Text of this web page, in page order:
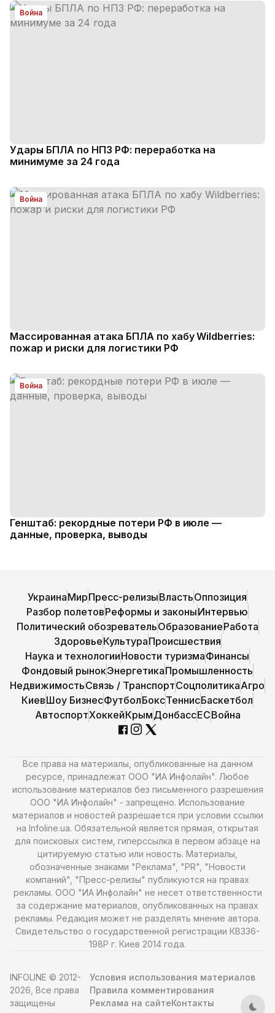
Война
Удары БПЛА по НПЗ РФ: переработка на
минимуме за 24 года
Война
Массированная атака БПЛА по хабу Wildberries:
пожар и риски для логистики РФ
Война
Генштаб: рекордные потери РФ в июле —
данные, проверка, выводы
УкраинаМирПресс-релизыВластьОппозиция
Разбор полетовРеформы и законыИнтервью
Политический обозревательОбразованиеРабота
ЗдоровьеКультураПроисшествия
Наука и технологииНовости туризмаФинансы
Фондовый рынокЭнергетикаПромышленность
НедвижимостьСвязь / ТранспортСоцполитикаАгро
КиевШоу БизнесФутболБоксТеннисБаскетбол
АвтоспортХоккейКрымДонбассЕСВойна
Все права на материалы, опубликованные на данном
ресурсе, принадлежат ООО "ИА Инфолайн". Любое
использование материалов без письменного разрешения
ООО "ИА Инфолайн" - запрещено. Использование
материалов и новостей разрешается при условии ссылки
на Infoline.ua. Обязательной является прямая, открытая
для поисковых систем, гиперссылка в первом абзаце на
цитируемую статью или новость. Материалы,
обозначенные знаками "Реклама", "PR", "Новости
компаний", "Пресс-релизы" публикуются на правах
рекламы. ООО "ИА Инфолайн" не несет ответственности
за содержание материалов, опубликованных на правах
рекламы. Редакция может не разделять мнение автора.
Свидетельство о государственной регистрации КВ336-
198Р г. Киев 2014 года.
INFOLINE © 2012-
2026, Все права
защищены
Условия использования материалов
Правила комментирования
Реклама на сайтеКонтакты